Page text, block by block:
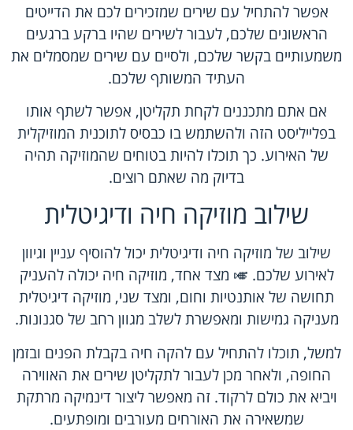
אפשר להתחיל עם שירים שמזכירים לכם את הדייטים
הראשונים שלכם, לעבור לשירים שהיו ברקע ברגעים
משמעותיים בקשר שלכם, ולסיים עם שירים שמסמלים את
העתיד המשותף שלכם.
אם אתם מתכננים לקחת תקליטן, אפשר לשתף אותו
בפלייליסט הזה ולהשתמש בו כבסיס לתוכנית המוזיקלית
של האירוע. כך תוכלו להיות בטוחים שהמוזיקה תהיה
בדיוק מה שאתם רוצים.
שילוב מוזיקה חיה ודיגיטלית
שילוב של מוזיקה חיה ודיגיטלית יכול להוסיף עניין וגיוון
לאירוע שלכם. 🎺 מצד אחד, מוזיקה חיה יכולה להעניק
תחושה של אותנטיות וחום, ומצד שני, מוזיקה דיגיטלית
מעניקה גמישות ומאפשרת לשלב מגוון רחב של סגנונות.
למשל, תוכלו להתחיל עם להקה חיה בקבלת הפנים ובזמן
החופה, ולאחר מכן לעבור לתקליטן שירים את האווירה
ויביא את כולם לרקוד. זה מאפשר ליצור דינמיקה מרתקת
שמשאירה את האורחים מעורבים ומופתעים.